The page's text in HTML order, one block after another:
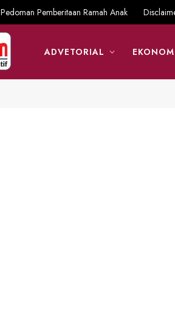
Pedoman Pemberitaan Ramah Anak
ADVETORIAL